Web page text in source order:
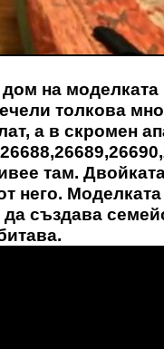
на моделката
толкова
а в скромен
там.
него.
създава